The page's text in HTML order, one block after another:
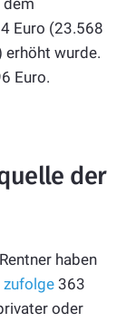
dem
Euro (23.568
erhöht wurde.
Euro.
der
haben
363
oder